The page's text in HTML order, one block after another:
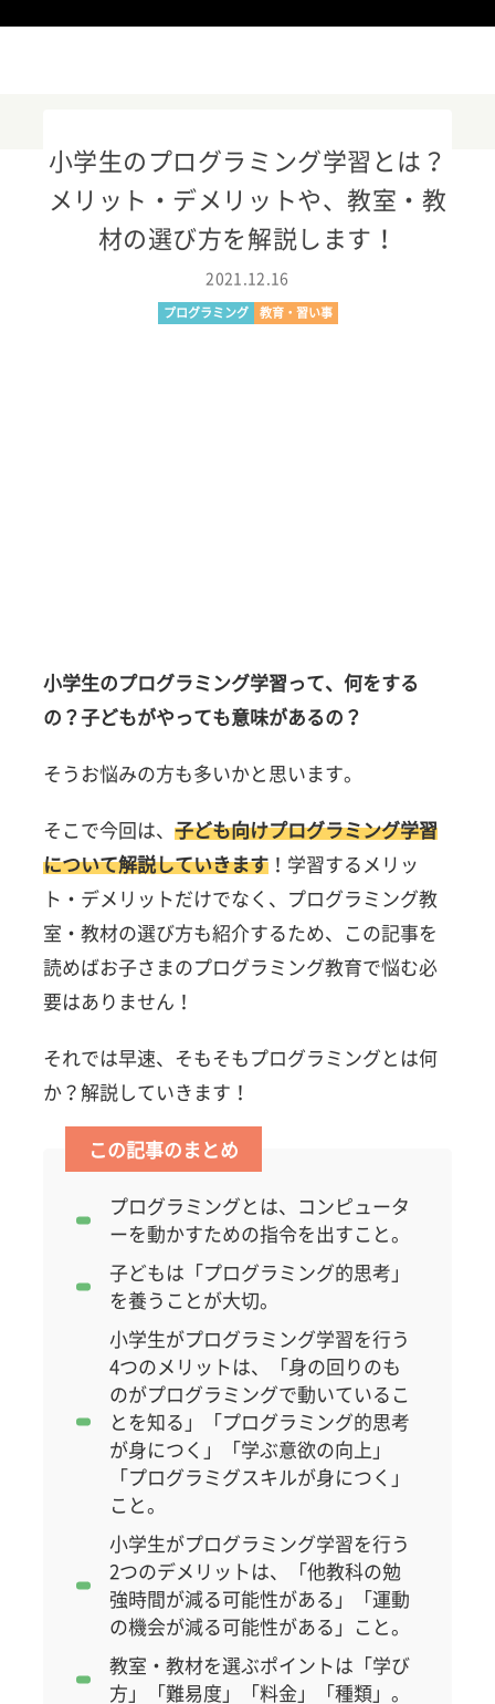
イベント・活用事例
小学生のプログラミング学習とは？
メリット・デメリットや、教室・教
材の選び方を解説します！
2021.12.16
プログラミング 教育・習い事
小学生のプログラミング学習って、何をする
の？子どもがやっても意味があるの？
そうお悩みの方も多いかと思います。
そこで今回は、 子ども向けプログラミング学習
について解説していきます ！学習するメリッ
ト・デメリットだけでなく、プログラミング教
室・教材の選び方も紹介するため、この記事を
読めばお子さまのプログラミング教育で悩む必
要はありません！
それでは早速、そもそもプログラミングとは何
か？解説していきます！
プログラミングとは、コンピュータ
ーを動かすための指令を出すこと。
子どもは「プログラミング的思考」
を養うことが大切。
小学生がプログラミング学習を行う
4つのメリットは、「身の回りのも
のがプログラミングで動いているこ
とを知る」「プログラミング的思考
が身につく」「学ぶ意欲の向上」
「プログラミグスキルが身につく」
こと。
小学生がプログラミング学習を行う
2つのデメリットは、「他教科の勉
強時間が減る可能性がある」「運動
の機会が減る可能性がある」こと。
教室・教材を選ぶポイントは「学び
方」「難易度」「料金」「種類」。